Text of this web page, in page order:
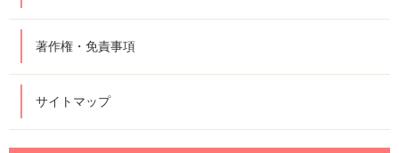
著作権・免責事項
サイトマップ